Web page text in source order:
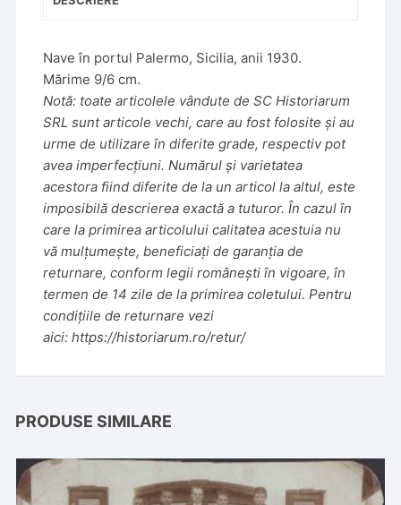
Nave în portul Palermo, Sicilia, anii 1930.
Mărime 9/6 cm.
Notă: toate articolele vândute de SC Historiarum
SRL sunt articole vechi, care au fost folosite și au
urme de utilizare în diferite grade, respectiv pot
avea imperfecțiuni. Numărul și varietatea
acestora fiind diferite de la un articol la altul, este
imposibilă descrierea exactă a tuturor. În cazul în
care la primirea articolului calitatea acestuia nu
vă mulțumește, beneficiați de garanția de
returnare, conform legii românești în vigoare, în
termen de 14 zile de la primirea coletului. Pentru
condițiile de returnare vezi
aici:https://historiarum.ro/retur/
PRODUSE SIMILARE